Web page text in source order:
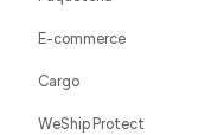
E-commerce
Cargo
WeShip Protect